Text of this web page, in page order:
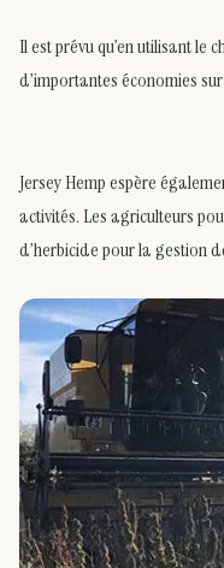
Il est prévu qu’en utilisant
d’importantes économies
Jersey Hemp espère
activités. Les agriculteurs
d’herbicide pour la gestion